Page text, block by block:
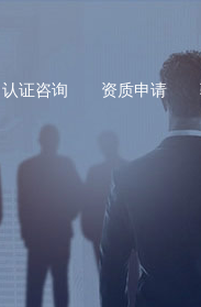
认证咨询 资质申请